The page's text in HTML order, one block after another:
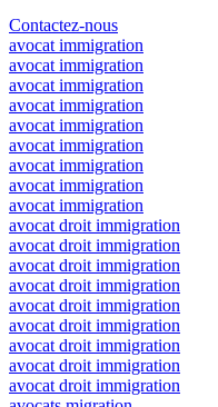
Contactez-nous
avocat immigration
avocat immigration
avocat immigration
avocat immigration
avocat immigration
avocat immigration
avocat immigration
avocat immigration
avocat immigration
avocat droit immigration
avocat droit immigration
avocat droit immigration
avocat droit immigration
avocat droit immigration
avocat droit immigration
avocat droit immigration
avocat droit immigration
avocat droit immigration